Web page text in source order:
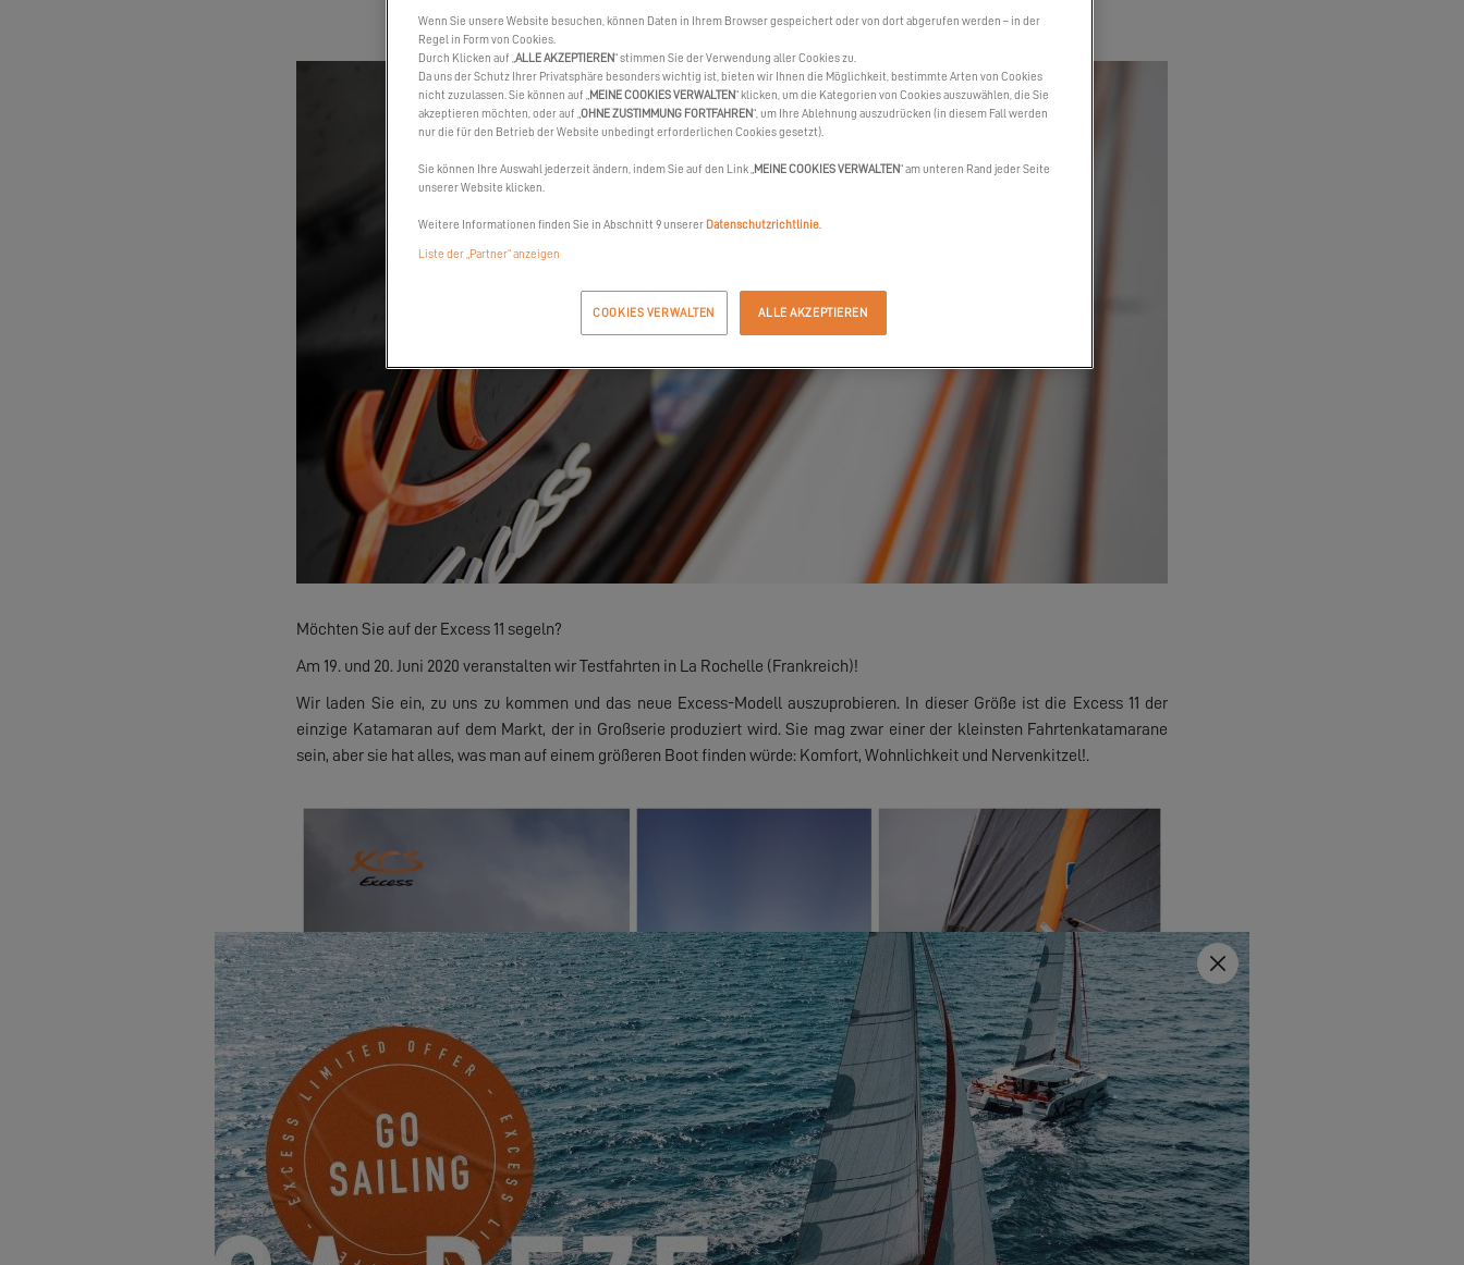
Möchten Sie auf der Excess 11 segeln?
Am 19. und 20. Juni 2020 veranstalten wir Testfahrten in La Rochelle (Frankreich)!
Wir laden Sie ein, zu uns zu kommen und das neue Excess-Modell auszuprobieren. In dieser Größe ist die Excess 11 der
einzige Katamaran auf dem Markt, der in Großserie produziert wird. Sie mag zwar einer der kleinsten Fahrtenkatamarane
sein, aber sie hat alles, was man auf einem größeren Boot finden würde: Komfort, Wohnlichkeit und Nervenkitzel!.
Schließen
Wenn Sie unsere Website besuchen, können Daten in Ihrem Browser gespeichert oder von dort abgerufen werden – in der
Regel in Form von Cookies.
Durch Klicken auf „ ALLE AKZEPTIEREN“ stimmen Sie der Verwendung aller Cookies zu.
Da uns der Schutz Ihrer Privatsphäre besonders wichtig ist, bieten wir Ihnen die Möglichkeit, bestimmte Arten von Cookies
nicht zuzulassen. Sie können auf „
MEINE COOKIES VERWALTEN“ klicken, um die Kategorien von Cookies auszuwählen, die Sie
akzeptieren möchten, oder auf „ OHNE ZUSTIMMUNG FORTFAHREN“, um Ihre Ablehnung auszudrücken (in diesem Fall werden
nur die für den Betrieb der Website unbedingt erforderlichen Cookies gesetzt).
Sie können Ihre Auswahl jederzeit ändern, indem Sie auf den Link „ MEINE COOKIES VERWALTEN“ am unteren Rand jeder Seite
unserer Website klicken.
Weitere Informationen finden Sie in Abschnitt 9 unserer Datenschutzrichtlinie
Liste der „Partner“ anzeigen
COOKIES VERWALTEN ALLE AKZEPTIEREN